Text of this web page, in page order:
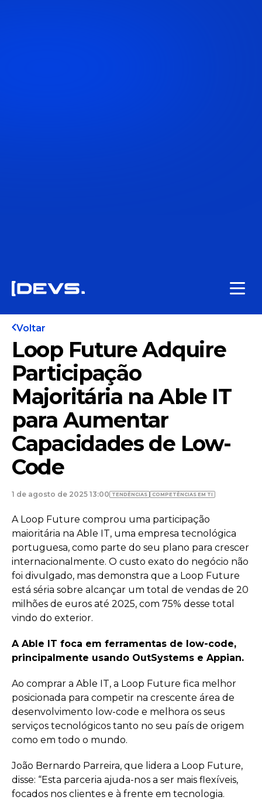
Voltar
Loop Future Adquire
Participação
Majoritária na Able IT
para Aumentar
Capacidades de Low-
Code
1 de agosto de 2025 13:00 TENDÊNCIAS COMPETÊNCIAS EM TI
A Loop Future comprou uma participação
maioritária na Able IT, uma empresa tecnológica
portuguesa, como parte do seu plano para crescer
internacionalmente. O custo exato do negócio não
foi divulgado, mas demonstra que a Loop Future
está séria sobre alcançar um total de vendas de 20
milhões de euros até 2025, com 75% desse total
vindo do exterior.
A Able IT foca em ferramentas de low-code,
principalmente usando OutSystems e Appian.
Ao comprar a Able IT, a Loop Future fica melhor
posicionada para competir na crescente área de
desenvolvimento low-code e melhora os seus
serviços tecnológicos tanto no seu país de origem
como em todo o mundo.
João Bernardo Parreira, que lidera a Loop Future,
disse: “Esta parceria ajuda-nos a ser mais flexíveis,
focados nos clientes e à frente em tecnologia.